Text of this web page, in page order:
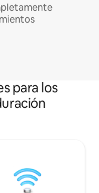
para los